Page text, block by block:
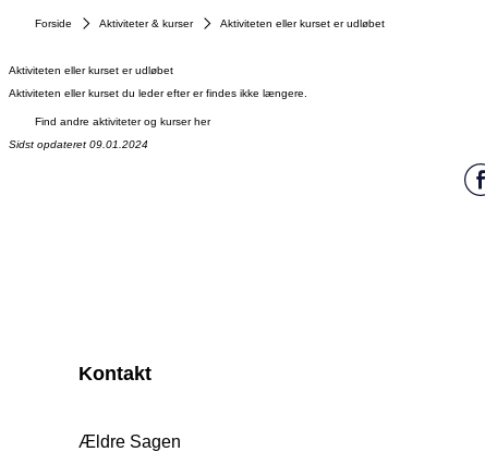
Forside Aktiviteter & kurser Aktiviteten eller kurset er udløbet
Aktiviteten eller kurset er udløbet
Aktiviteten eller kurset du leder efter er findes ikke længere.
Find andre aktiviteter og kurser her
Sidst opdateret 09.01.2024
Kontakt
Ældre Sagen